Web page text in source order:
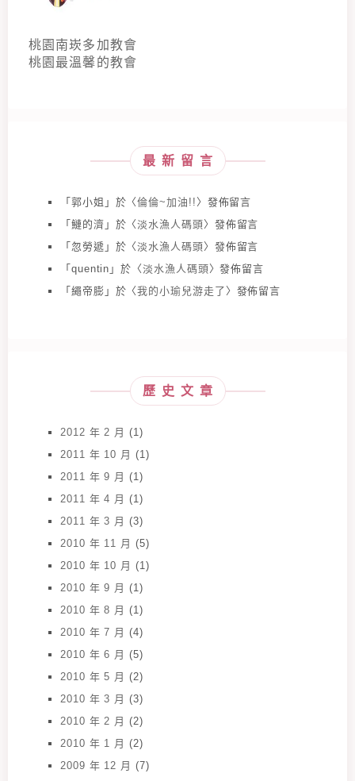
桃園南崁多加教會
桃園最溫馨的教會
最新留言
「 郭小姐 」於〈倫倫~加油!! 〉發佈留言
「 鰱的濟 」於〈淡水漁人碼頭〉發佈留言
「 忽勞遞 」於〈淡水漁人碼頭〉發佈留言
「 quentin 」於〈淡水漁人碼頭〉發佈留言
「 繩帝膨 」於〈我的小瑜兒游走了 〉發佈留言
歷史文章
2012 年 2 月 (1)
2011 年 10 月 (1)
2011 年 9 月 (1)
2011 年 4 月 (1)
2011 年 3 月 (3)
2010 年 11 月 (5)
2010 年 10 月 (1)
2010 年 9 月 (1)
2010 年 8 月 (1)
2010 年 7 月 (4)
2010 年 6 月 (5)
2010 年 5 月 (2)
2010 年 3 月 (3)
2010 年 2 月 (2)
2010 年 1 月 (2)
2009 年 12 月 (7)